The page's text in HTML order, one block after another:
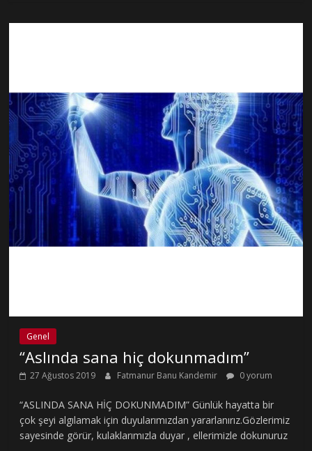
Genel
“Aslında sana hiç dokunmadım”
27 Ağustos 2019 Fatmanur Banu Kandemir 0 yorum
“ASLINDA SANA HİÇ DOKUNMADIM” Günlük hayatta bir
çok şeyi algılamak için duyularımızdan yararlanırız.Gözlerimiz
sayesinde görür, kulaklarımızla duyar , ellerimizle dokunuruz